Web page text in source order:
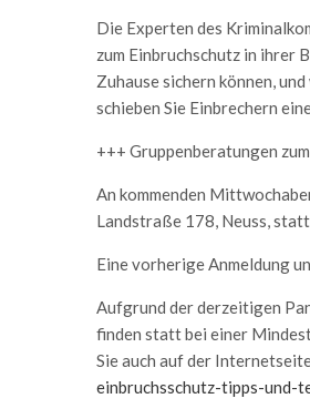
Die Experten des
zum Einbruchschutz in ihrer
Zuhause sichern können,
schieben Sie Einbrechern
+++ Gruppenberatungen
An kommenden
Landstraße 178, Neuss,
Eine vorherige Anmeldung
Aufgrund der derzeitigen
finden statt bei einer
Sie auch auf der
einbruchsschutz-tipps-und-